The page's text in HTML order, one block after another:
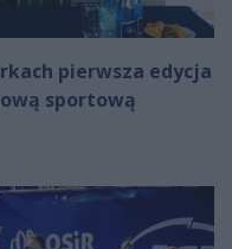
pierwsza edycja
sportową